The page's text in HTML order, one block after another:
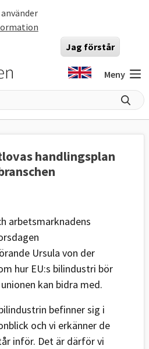
Jag förstår
Meny
handlingsplan
arbetsmarknadens
Ursula von der
hur EU:s bilindustri bör
kan bidra med.
befinner sig i
och vi erkänner de
inför. Det är därför vi